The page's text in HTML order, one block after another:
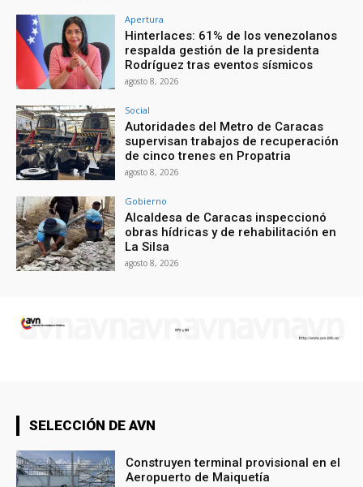
Apertura
Hinterlaces: 61% de los venezolanos
respalda gestión de la presidenta
Rodríguez tras eventos sísmicos
agosto 8, 2026
Social
Autoridades del Metro de Caracas
supervisan trabajos de recuperación
de cinco trenes en Propatria
agosto 8, 2026
Gobierno
Alcaldesa de Caracas inspeccionó
obras hídricas y de rehabilitación en
La Silsa
agosto 8, 2026
SELECCIÓN DE AVN
Construyen terminal provisional en el
Aeropuerto de Maiquetía